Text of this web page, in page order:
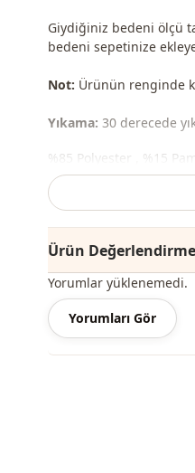
Giydiğiniz bedeni ölçü
bedeni sepetinize
Not: Ürünün renginde
Yıkama: 30 derecede
%85 Polyester , %15
Mevsi̇m
Kumaş
Kumaş
Kategori̇
Ürün
Yorumlar yüklenemedi.
Yorumları Gör